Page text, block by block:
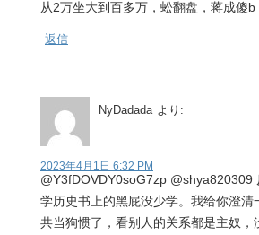
从2万坐大到百多万，蚣翻盘，蒋成傻
返信
NyDadada より:
2023年4月1日 6:32 PM
@Y3fDOVDY0soG7zp @shya820309
学历史书上的黑屁没少学。我给你澄清
共当狗惯了，看别人的关系都是主奴，